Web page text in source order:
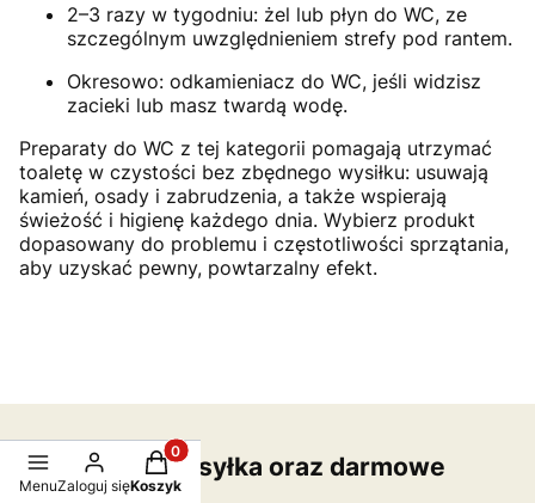
2–3 razy w tygodniu: żel lub płyn do WC, ze
szczególnym uwzględnieniem strefy pod rantem.
Okresowo: odkamieniacz do WC, jeśli widzisz
zacieki lub masz twardą wodę.
Preparaty do WC z tej kategorii pomagają utrzymać
toaletę w czystości bez zbędnego wysiłku: usuwają
kamień, osady i zabrudzenia, a także wspierają
świeżość i higienę każdego dnia. Wybierz produkt
dopasowany do problemu i częstotliwości sprzątania,
aby uzyskać pewny, powtarzalny efekt.
Darmowa przesyłka oraz darmowe
zwroty Inpost
MenuZaloguj się
Produkty w koszyku: 0. Zobacz szczegóły
Koszyk